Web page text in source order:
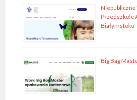
Niepubliczne
Przedszkole
Białymstoku
Big Bag